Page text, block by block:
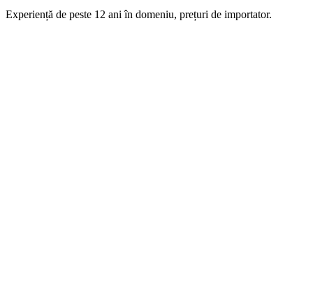
Experiență de peste 12 ani în domeniu, prețuri de importator.